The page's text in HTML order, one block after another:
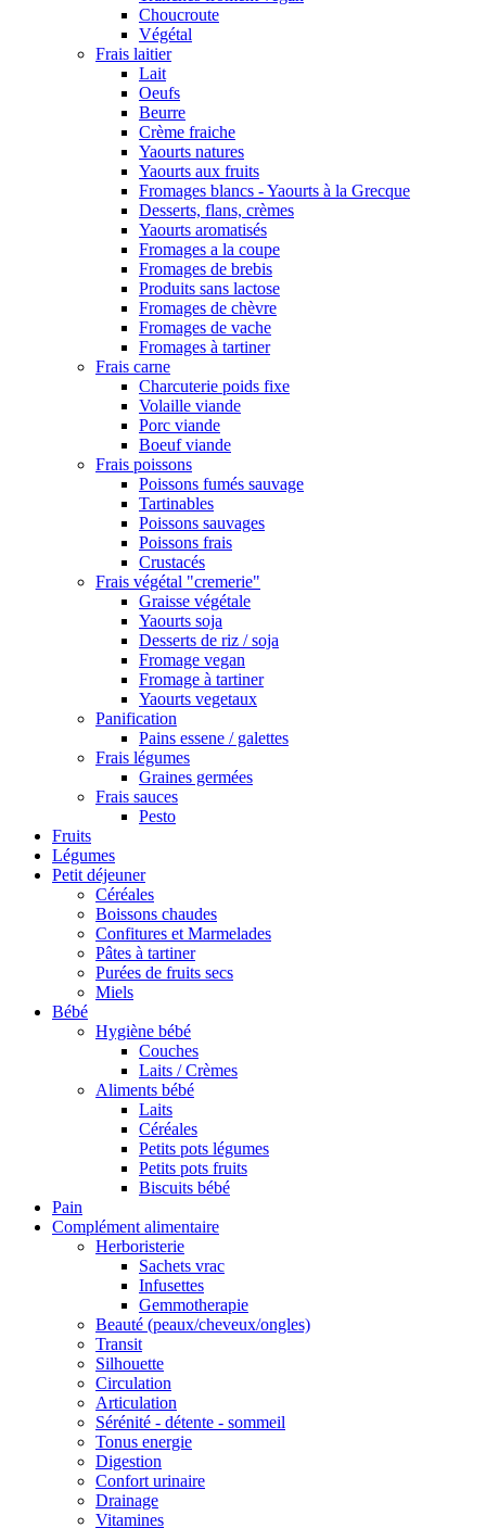
Choucroute
Végétal
Frais laitier
Lait
Oeufs
Beurre
Crème fraiche
Yaourts natures
Yaourts aux fruits
Fromages blancs - Yaourts à la Grecque
Desserts, flans, crèmes
Yaourts aromatisés
Fromages a la coupe
Fromages de brebis
Produits sans lactose
Fromages de chèvre
Fromages de vache
Fromages à tartiner
Frais carne
Charcuterie poids fixe
Volaille viande
Porc viande
Boeuf viande
Frais poissons
Poissons fumés sauvage
Tartinables
Poissons sauvages
Poissons frais
Crustacés
Frais végétal "cremerie"
Graisse végétale
Yaourts soja
Desserts de riz / soja
Fromage vegan
Fromage à tartiner
Yaourts vegetaux
Panification
Pains essene / galettes
Frais légumes
Graines germées
Frais sauces
Pesto
Fruits
Légumes
Petit déjeuner
Céréales
Boissons chaudes
Confitures et Marmelades
Pâtes à tartiner
Purées de fruits secs
Miels
Bébé
Hygiène bébé
Couches
Laits / Crèmes
Aliments bébé
Laits
Céréales
Petits pots légumes
Petits pots fruits
Biscuits bébé
Pain
Complément alimentaire
Herboristerie
Sachets vrac
Infusettes
Gemmotherapie
Beauté (peaux/cheveux/ongles)
Transit
Silhouette
Circulation
Articulation
Sérénité - détente - sommeil
Tonus energie
Digestion
Confort urinaire
Drainage
Vitamines